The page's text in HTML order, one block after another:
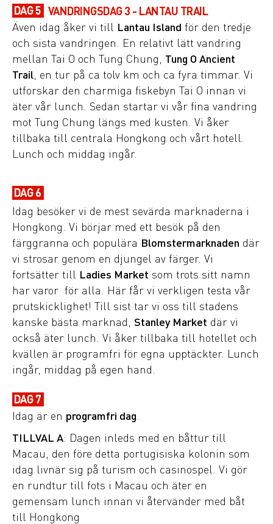
DAG 5 VANDRINGSDAG 3 - LANTAU TRAIL
Även idag åker vi till Lantau Island för den tredje
och sista vandringen. En relativt lätt vandring
mellan Tai O och Tung Chung, Tung O Ancient
Trail , en tur på ca tolv km och ca fyra timmar. Vi
utforskar den charmiga fiskebyn Tai O innan vi
äter vår lunch. Sedan startar vi vår fina vandring
mot Tung Chung längs med kusten. Vi åker
tillbaka till centrala Hongkong och vårt hotell.
Lunch och middag ingår.
DAG 6
Idag besöker vi de mest sevärda marknaderna i
Hongkong. Vi börjar med ett besök på den
färggranna och populära Blomstermarknaden där
vi strosar genom en djungel av färger. Vi
fortsätter till Ladies Market som trots sitt namn
har varor för alla. Här får vi verkligen testa vår
prutskicklighet! Till sist tar vi oss till stadens
kanske bästa marknad, Stanley Market där vi
också äter lunch. Vi åker tillbaka till hotellet och
kvällen är programfri för egna upptäckter. Lunch
ingår, middag på egen hand.
DAG 7
Idag är en programfri dag
TILLVAL A: Dagen inleds med en båttur till
Macau, den före detta portugisiska kolonin som
idag livnär sig på turism och casinospel. Vi gör
en rundtur till fots i Macau och äter en
gemensam lunch innan vi återvänder med båt
till Hongkong